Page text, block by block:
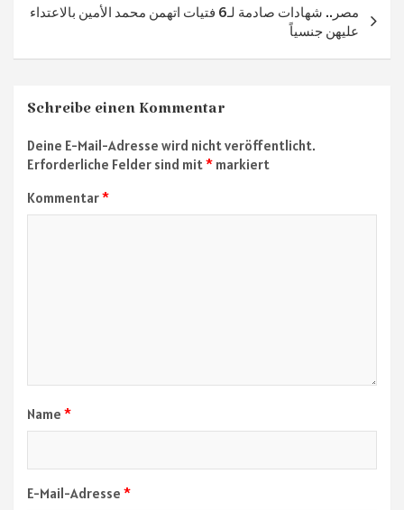
مصر.. شهادات صادمة لـ6 فتيات اتهمن محمد الأمين بالاعتداء
عليهن جنسياً
Schreibe einen Kommentar
Deine E-Mail-Adresse wird nicht veröffentlicht.
Erforderliche Felder sind mit* markiert
Kommentar*
Name *
E-Mail-Adresse *